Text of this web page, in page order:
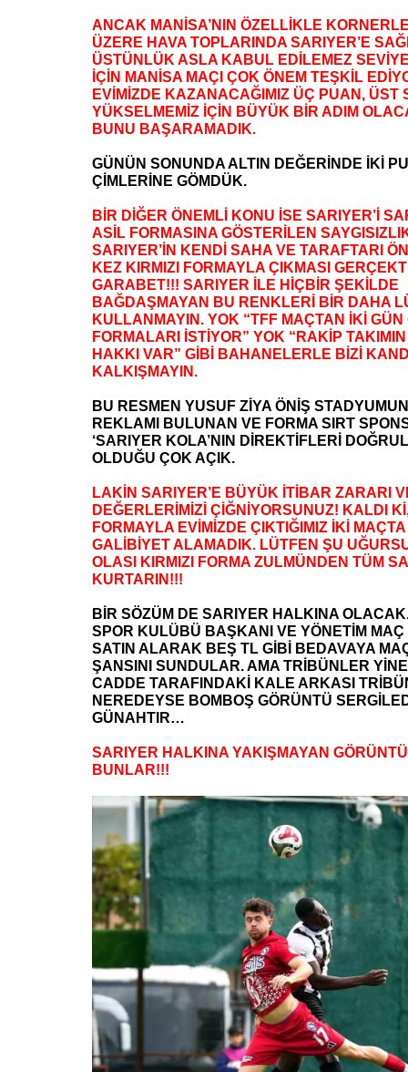
ANCAK MANİSA’NIN ÖZELLİKLE
ÜZERE HAVA TOPLARINDA SARIYER’E
ÜSTÜNLÜK ASLA KABUL EDİLEMEZ
İÇİN MANİSA MAÇI ÇOK ÖNEM TEŞKİL
EVİMİZDE KAZANACAĞIMIZ ÜÇ PUAN, ÜST
YÜKSELMEMİZ İÇİN BÜYÜK BİR ADIM
BUNU BAŞARAMADIK.
GÜNÜN SONUNDA ALTIN DEĞERİNDE İKİ
ÇİMLERİNE GÖMDÜK.
BİR DİĞER ÖNEMLİ KONU İSE SARIYER’İ
ASİL FORMASINA GÖSTERİLEN
SARIYER’İN KENDİ SAHA VE TARAFTARI
KEZ KIRMIZI FORMAYLA ÇIKMASI
GARABET!!! SARIYER İLE HİÇBİR ŞEKİLDE
BAĞDAŞMAYAN BU RENKLERİ BİR DAHA
KULLANMAYIN. YOK “TFF MAÇTAN İKİ GÜN
FORMALARI İSTİYOR” YOK “RAKİP
HAKKI VAR” GİBİ BAHANELERLE BİZİ
KALKIŞMAYIN.
BU RESMEN YUSUF ZİYA ÖNİŞ
REKLAMI BULUNAN VE FORMA SIRT
‘SARIYER KOLA’NIN DİREKTİFLERİ
OLDUĞU ÇOK AÇIK.
LAKİN SARIYER’E BÜYÜK İTİBAR ZARARI
DEĞERLERİMİZİ ÇİĞNİYORSUNUZ! KALDI
FORMAYLA EVİMİZDE ÇIKTIĞIMIZ İKİ
GALİBİYET ALAMADIK. LÜTFEN ŞU
OLASI KIRMIZI FORMA ZULMÜNDEN TÜM
KURTARIN!!!
BİR SÖZÜM DE SARIYER HALKINA
SPOR KULÜBÜ BAŞKANI VE YÖNETİM
SATIN ALARAK BEŞ TL GİBİ BEDAVAYA
ŞANSINI SUNDULAR. AMA TRİBÜNLER
CADDE TARAFINDAKİ KALE ARKASI
NEREDEYSE BOMBOŞ GÖRÜNTÜ
GÜNAHTIR…
SARIYER HALKINA YAKIŞMAYAN
BUNLAR!!!